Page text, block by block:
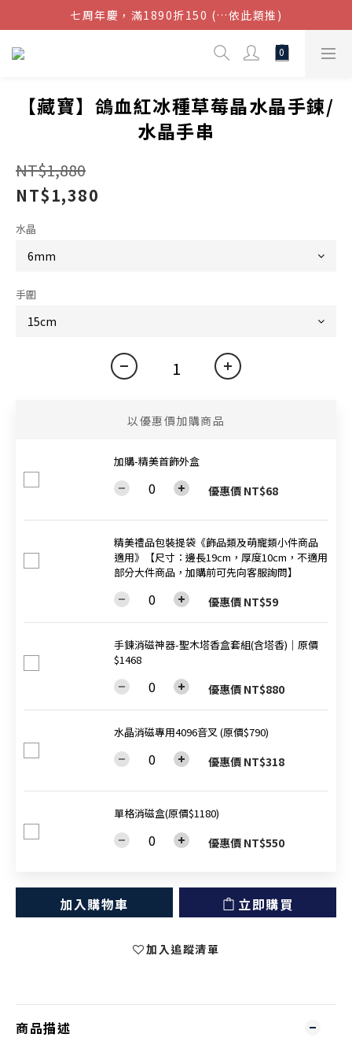
結帳金額滿$1080超取免運
七周年慶，滿1890折150 (…依此類推)
點我加入官方LINE帳號，獲得50元現金券
【藏寶】鴿血紅冰種草莓晶水晶手鍊/
水晶手串
NT$1,880
NT$1,380
水晶
手圍
以優惠價加購商品
加購-精美首飾外盒
優惠價 NT$68
精美禮品包裝提袋《飾品類及萌寵類小件商品
適用》【尺寸：邊長19cm，厚度10cm，不適用
部分大件商品，加購前可先向客服詢問】
優惠價 NT$59
手鍊消磁神器-聖木塔香盒套組(含塔香)│原價
$1468
優惠價 NT$880
水晶消磁專用4096音叉 (原價$790)
優惠價 NT$318
單格消磁盒(原價$1180)
優惠價 NT$550
加入購物車 立即購買
加入追蹤清單
商品描述